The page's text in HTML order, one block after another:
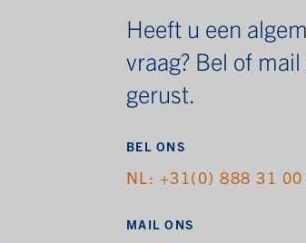
Heeft u een
vraag? Bel of mail
gerust.
BEL ONS
NL: +31(0) 888 31
MAIL ONS